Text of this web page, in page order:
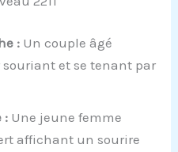
: Un couple âgé
et se tenant par
: Une jeune femme
affichant un sourire